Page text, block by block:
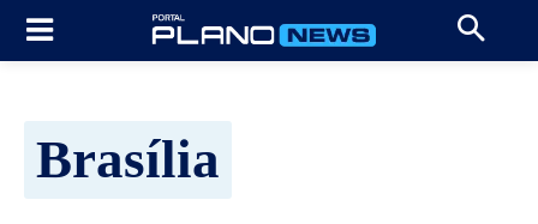
Brasília